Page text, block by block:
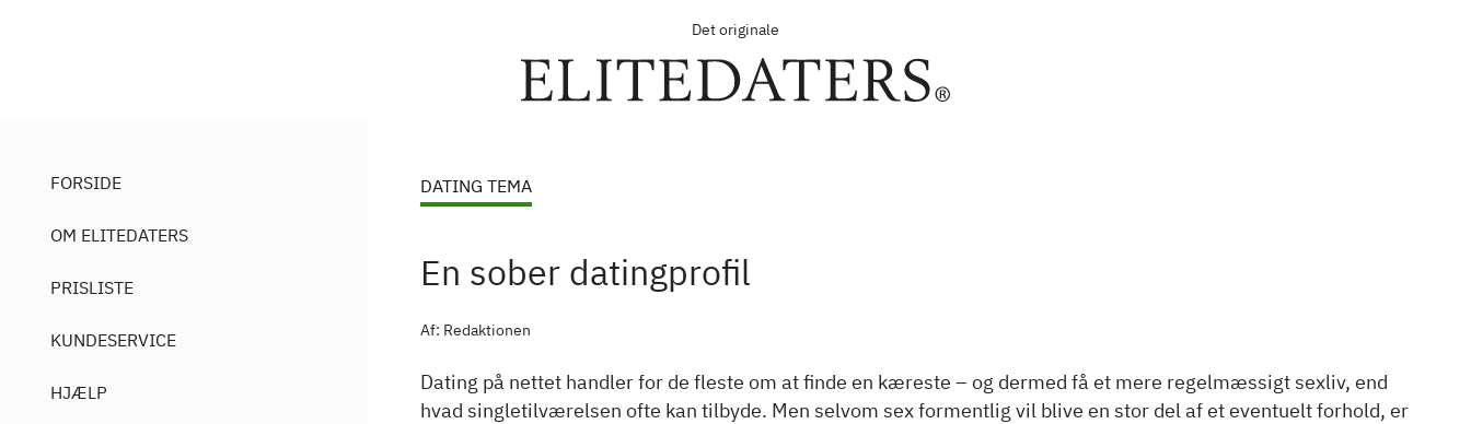
Det originale
DATING TEMA
En sober datingprofil
Af: Redaktionen
Dating på nettet handler for de fleste om at finde en kæreste – og dermed få et mere regelmæssigt sexliv, end
hvad singletilværelsen ofte kan tilbyde. Men selvom sex formentlig vil blive en stor del af et eventuelt forhold, er
FORSIDE
OM ELITEDATERS
PRISLISTE
KUNDESERVICE
HJÆLP